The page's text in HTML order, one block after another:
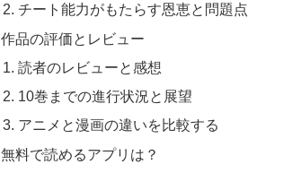
チート能力がもたらす恩恵と問題点
作品の評価とレビュー
読者のレビューと感想
10巻までの進行状況と展望
アニメと漫画の違いを比較する
無料で読めるアプリは？